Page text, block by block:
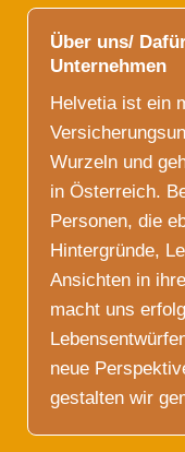
Über uns/
Unternehmen
Helvetia ist ein
Wurzeln und
in Österreich.
Personen, die
Hintergründe,
Ansichten in
macht uns
neue
gestalten wir